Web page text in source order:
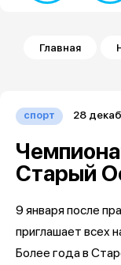
Строка
Главная
спорт 28
Старый
9 января после
приглашает всех
Более года в